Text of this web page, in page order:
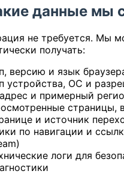
данные мы
не требуется. Мы
получать:
версию и язык
устройства, ОС и
и примерный
страницы,
и источник
по навигации и
логи для